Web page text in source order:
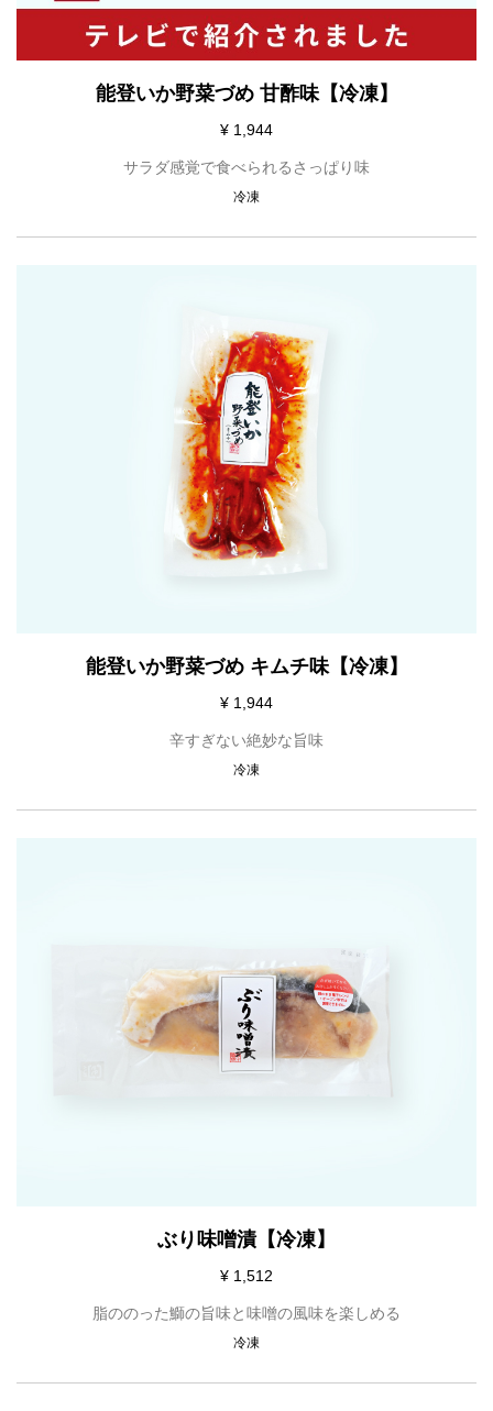
能登いか野菜づめ 甘酢味【冷凍】
¥ 1,944
サラダ感覚で食べられるさっぱり味
冷凍
能登いか野菜づめ キムチ味【冷凍】
¥ 1,944
辛すぎない絶妙な旨味
冷凍
ぶり味噌漬【冷凍】
¥ 1,512
脂ののった鰤の旨味と味噌の風味を楽しめる
冷凍